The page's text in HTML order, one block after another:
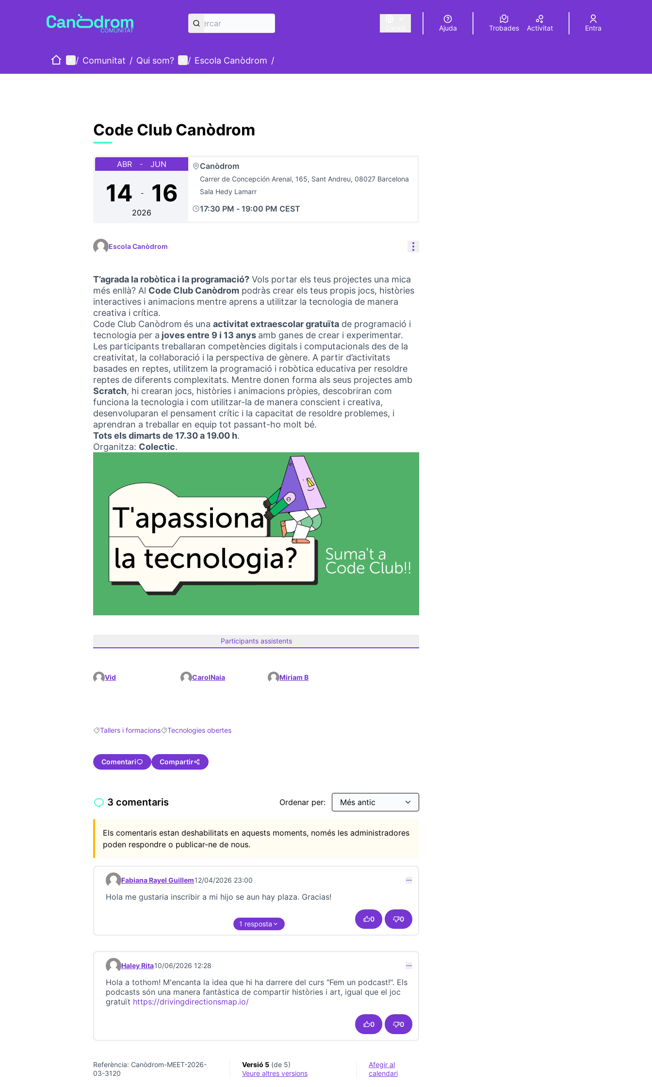
Triar la llengua Elegir el idioma Choose language
Ajuda Trobades Activitat Entra
IniciMenú principal
/ Comunitat / Qui som? Menú d'usuari
/ Escola Canòdrom /
Code Club Canòdrom
ABR - JUN
14 - 16
2026
Canòdrom
Carrer de Concepción Arenal, 165, Sant Andreu, 08027 Barcelona
Sala Hedy Lamarr
17:30 PM - 19:00 PM CEST
Escola Canòdrom Controls de recursos
T’agrada la robòtica i la programació? Vols portar els teus projectes una mica
més enllà? Al Code Club Canòdrom podràs crear els teus propis jocs, històries
interactives i animacions mentre aprens a utilitzar la tecnologia de manera
creativa i crítica.
Code Club Canòdrom és una activitat extraescolar gratuïta de programació i
tecnologia per a joves entre 9 i 13 anys amb ganes de crear i experimentar.
Les participants treballaran competències digitals i computacionals des de la
creativitat, la col·laboració i la perspectiva de gènere. A partir d’activitats
basades en reptes, utilitzem la programació i robòtica educativa per resoldre
reptes de diferents complexitats. Mentre donen forma als seus projectes amb
Scratch, hi crearan jocs, històries i animacions pròpies, descobriran com
funciona la tecnologia i com utilitzar-la de manera conscient i creativa,
desenvoluparan el pensament crític i la capacitat de resoldre problemes, i
aprendran a treballar en equip tot passant-ho molt bé.
Tots els dimarts de 17.30 a 19.00 h.
Organitza: Colectic.
Participants assistents
Vid CarolNaia Miriam B
Resultats en filtrar per: Tallers i formacions
Tallers i formacionsResultats en filtrar per: Tecnologies obertes
Tecnologies obertes
Comentari Compartir
3 comentaris Ordenar per:
Els comentaris estan deshabilitats en aquests moments, només les administradores
poden respondre o publicar-ne de nous.
Comentari 23735
Fabiana Rayel Guillem12/04/2026 23:00
Hola me gustaria inscribir a mi hijo se aun hay plaza. Gracias!
0 0
1 resposta
Comentari 23744
Haley Rita10/06/2026 12:28
Hola a tothom! M'encanta la idea que hi ha darrere del curs "Fem un podcast!". Els
podcasts són una manera fantàstica de compartir històries i art, igual que el joc
gratuït https://drivingdirectionsmap.io/
0 0
Referència: Canòdrom-MEET-2026-
03-3120
Versió 5(de 5)
veure altres versions
Afegir al
calendari